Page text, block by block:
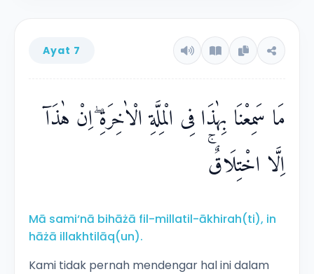
Ayat 7
مَا سَمِعْنَا بِهٰذَا فِى الْمِلَّةِ الْاٰخِرَةِ ۖاِنْ هٰذَآ
اِلَّا اخْتِلَاقٌۚ
Mā sami‘nā bihāżā fil-millatil-ākhirah(ti), in
hāżā illakhtilāq(un).
Kami tidak pernah mendengar hal ini dalam